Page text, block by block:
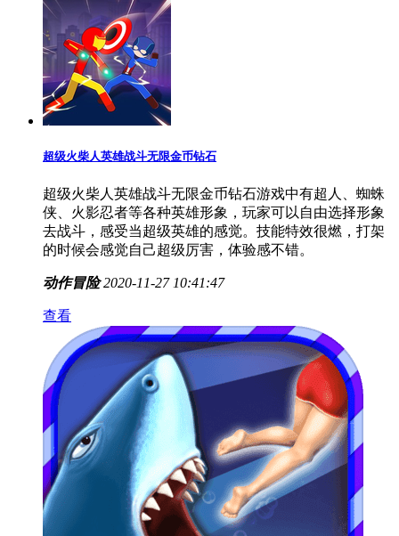
超级火柴人英雄战斗无限金币钻石
超级火柴人英雄战斗无限金币钻石游戏中有超人、蜘蛛
侠、火影忍者等各种英雄形象，玩家可以自由选择形象
去战斗，感受当超级英雄的感觉。技能特效很燃，打架
的时候会感觉自己超级厉害，体验感不错。
动作冒险 2020-11-27 10:41:47
查看